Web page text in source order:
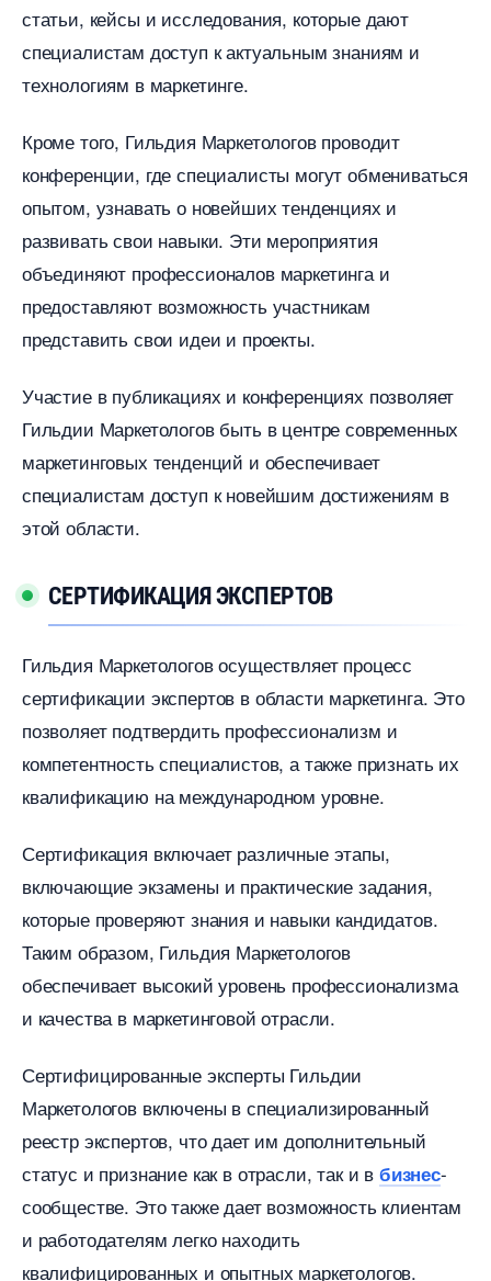
статьи, кейсы и исследования, которые дают
специалистам доступ к актуальным знаниям и
технологиям в маркетинге.​
Кроме того, Гильдия Маркетологов проводит
конференции, где специалисты могут обмениваться
опытом, узнавать о новейших тенденциях и
развивать свои навыки.​ Эти мероприятия
объединяют профессионалов маркетинга и
предоставляют возможность участникам
представить свои идеи и проекты.​
Участие в публикациях и конференциях позволяет
Гильдии Маркетологов быть в центре современных
маркетинговых тенденций и обеспечивает
специалистам доступ к новейшим достижениям
этой области.​
СЕРТИФИКАЦИЯ ЭКСПЕРТО
Гильдия Маркетологов осуществляет процесс
сертификации экспертов в области маркетинга.​ Это
позволяет подтвердить профессионализм и
компетентность специалистов, а также признать их
квалификацию на международном уровне.
Сертификация включает различные этапы,
ключающие экзамены и практические задания,
которые проверяют знания и навыки кандидатов.​
Таким образом, Гильдия Маркетолого
обеспечивает высокий уровень профессионализма
и качества в маркетинговой отрасли.​
Сертифицированные эксперты Гильдии
Маркетологов включены в специализированный
реестр экспертов, что дает им дополнительный
статус и признание как в отрасли, так и изнес-
сообществе.​ Это также дает возможность клиентам
и работодателям легко находить
квалифицированных и опытных маркетологов.​